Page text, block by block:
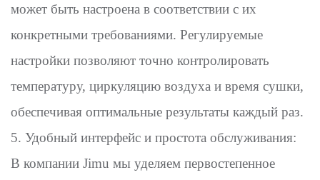
может быть настроена в соответствии с их
конкретными требованиями. Регулируемые
настройки позволяют точно контролировать
температуру, циркуляцию воздуха и время сушки,
обеспечивая оптимальные результаты каждый раз.
5. Удобный интерфейс и простота обслуживания:
В компании Jimu мы уделяем первостепенное